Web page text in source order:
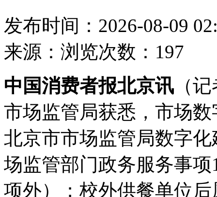
发布时间：2026-08-09
来源： 浏览次数：197
中国消费者报北京讯 （
市场监管局获悉，市场
北京市市场监管局数字
场监管部门政务服务事
项外）；校外供餐单位